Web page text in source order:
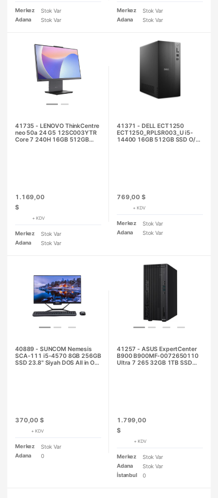
Merkez
Stok Var
Adana
Stok Var
Merkez
Stok Var
Adana
Stok Var
41735 - LENOVO ThinkCentre
neo 50a 24 G5 12SC003YTR
Core 7 240H 16GB 512GB
1.169,00
$
+ KDV
Merkez
Stok Var
Adana
Stok Var
41371 - DELL ECT1250
ECT1250_RPLSR003_U i5-
14400 16GB 512GB SSD O/B
769,00 $
+ KDV
Merkez
Stok Var
Adana
Stok Var
40889 - SUNCOM Nemesis
SCA-111 i5-4570 8GB 256GB
SSD 23.8" Siyah DOS All in One
370,00 $
+ KDV
Merkez
Stok Var
Adana
0
41257 - ASUS ExpertCenter
B900 B900MF-0072650110
Ultra 7 265 32GB 1TB SSD
1.799,00
$
+ KDV
Merkez
Stok Var
Adana
Stok Var
İstanbul
0